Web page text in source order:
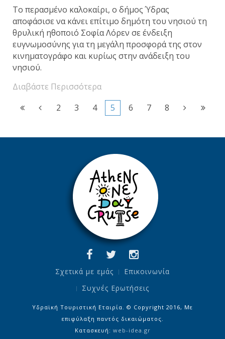
Το περασμένο καλοκαίρι, ο δήμος Ύδρας
αποφάσισε να κάνει επίτιμο δημότη του νησιού τη
θρυλική ηθοποιό Σοφία Λόρεν σε ένδειξη
ευγνωμοσύνης για τη μεγάλη προσφορά της στον
κινηματογράφο και κυρίως στην ανάδειξη του
νησιού.
Διαβάστε Περισσότερα
2
3 4 5 6 7 8
Σχετικά με εμάς
Επικοινωνία
Συχνές Ερωτήσεις
Υδραϊκή Τουριστική Εταιρία. © Copyright 2016, Με
επιφύλαξη παντός δικαιώματος.
Κατασκευή: web-idea.gr